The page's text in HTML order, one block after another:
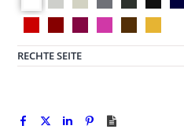
RECHTE SEITE